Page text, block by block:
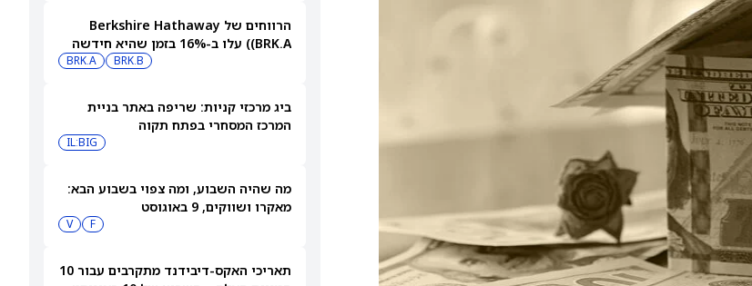
הרווחים של Berkshire Hathaway
(BRK.A) עלו ב-16% בזמן שהיא חידשה
רכישות עצמיות בהיקף של 4.5 מיליארדBRK.B
BRK.A
ביג מרכזי קניות: שריפה באתר בניית
המרכז המסחרי בפתח תקוה
IL:BIG
מה שהיה השבוע, ומה צפוי בשבוע הבא:
מאקרו ושווקים, 9 באוגוסט
F
V
תאריכי האקס-דיבידנד מתקרבים עבור 10